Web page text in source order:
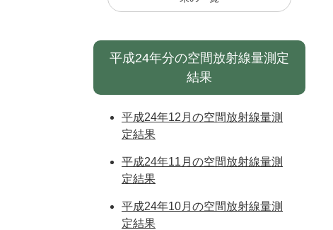
平成24年分の空間放射線量測定
結果
平成24年12月の空間放射線量測
定結果
平成24年11月の空間放射線量測
定結果
平成24年10月の空間放射線量測
定結果